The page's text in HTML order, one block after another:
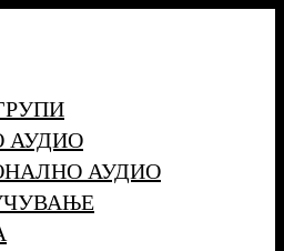
АУДИО